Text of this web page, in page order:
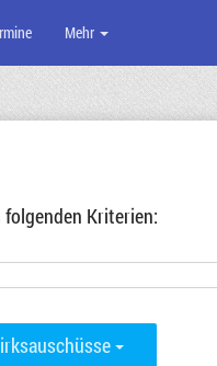
Mehr
Kriterien: